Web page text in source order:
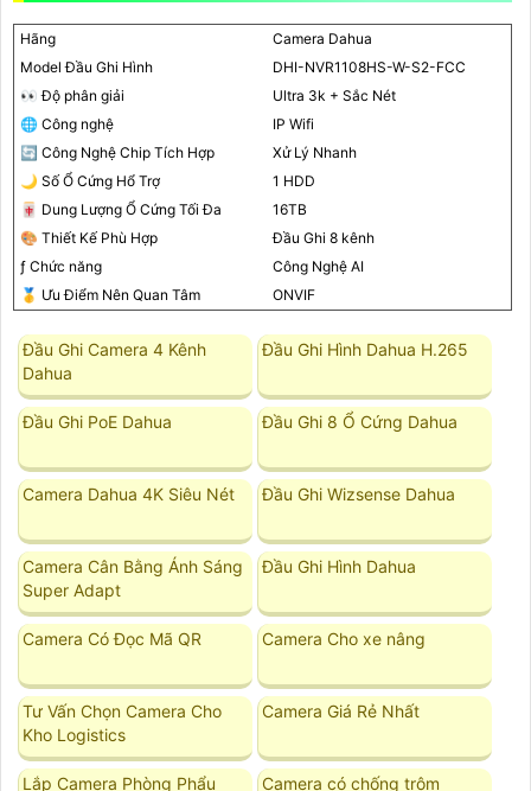
Hãng
Camera Dahua
Model Đầu Ghi Hình
DHI-NVR1108HS-W-S2-FCC
️👀 Độ phân giải
Ultra 3k + Sắc Nét
🌐 Công nghệ
IP Wifi
🔄 Công Nghệ Chip Tích Hợp
Xử Lý Nhanh
🌙 Số Ổ Cứng Hổ Trợ
1 HDD
🀄 Dung Lượng Ổ Cứng Tối Đa
16TB
🎨 Thiết Kế Phù Hợp
Đầu Ghi 8 kênh
ƒ Chức năng
Công Nghệ AI
🥇️ Ưu Điểm Nên Quan Tâm
ONVIF
Đầu Ghi Camera 4 Kênh
Dahua
Đầu Ghi Hình Dahua H.265
Đầu Ghi PoE Dahua Đầu Ghi 8 Ổ Cứng Dahua
Camera Dahua 4K Siêu Nét Đầu Ghi Wizsense Dahua
Camera Cân Bằng Ánh Sáng
Super Adapt
Đầu Ghi Hình Dahua
Camera Có Đọc Mã QR Camera Cho xe nâng
Tư Vấn Chọn Camera Cho
Kho Logistics
Camera Giá Rẻ Nhất
Lắp Camera Phòng Phẩu
Camera có chống trộm